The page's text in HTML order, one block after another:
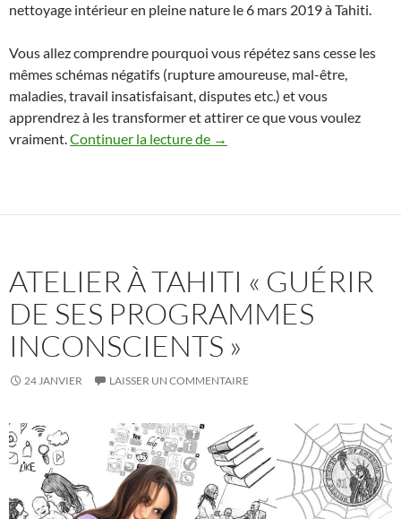
nettoyage intérieur en pleine nature le 6 mars 2019 à Tahiti.
Vous allez comprendre pourquoi vous répétez sans cesse les
mêmes schémas négatifs (rupture amoureuse, mal-être,
maladies, travail insatisfaisant, disputes etc.) et vous
apprendrez à les transformer et attirer ce que vous voulez
vraiment.Continuer la lecture de Atelier à Tahiti « Nettoyer ses
→
ATELIER À TAHITI « GUÉRIR
DE SES PROGRAMMES
INCONSCIENTS »
24 JANVIER LAISSER UN COMMENTAIRE